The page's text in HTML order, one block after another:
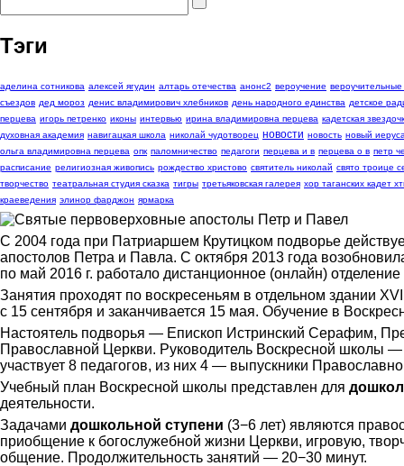
Тэги
аделина сотникова алексей ягудин алтарь отечества анонс2 вероучение
съездов дед мороз денис владимирович хлебников день народного единства детское
перцева игорь петренко иконы интервью ирина владимировна перцева кадетская
духовная академия навигацкая школа николай чудотворец новости новость новый
ольга владимировна перцева опк паломничество педагоги перцева и в перцева о в петр
расписание религиозная живопись рождество христово святитель николай свято троице
творчество театральная студия сказка тигры третьяковская галерея хор таганских кадет
краеведения элинор фарджон ярмарка
С 2004 года при Патриаршем Крутицком подворье
апостолов Петра и Павла. С октября 2013 года
по май 2016 г. работало дистанционное (онлайн)
Занятия проходят по воскресеньям в отдельном здании
с 15 сентября и заканчивается 15 мая. Обучение в
Настоятель подворья — Епископ Истринский Серафим,
Православной Церкви. Руководитель Воскресной школы
участвует 8 педагогов, из них 4 — выпускники
Учебный план Воскресной школы представлен для
деятельности.
Задачами дошкольной ступени (3−6 лет) являются
приобщение к богослужебной жизни Церкви, игровую,
общение. Продолжительность занятий — 20−30 минут.